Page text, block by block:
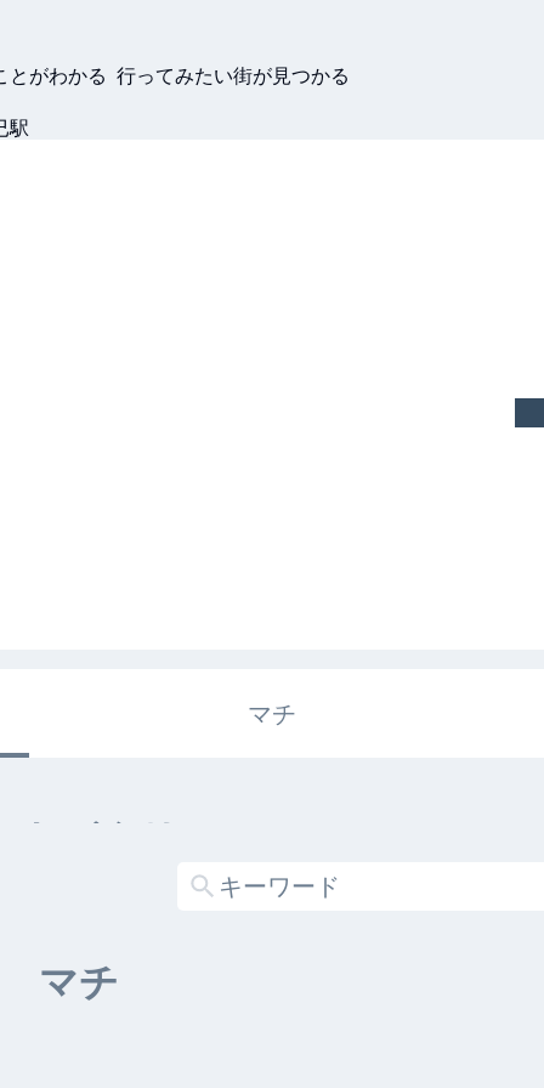
とがわかる 行ってみたい街が見つかる
駅
マチ
キガタリ
マチ